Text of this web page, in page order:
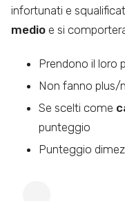
infortunati e
medio e si
Prendono il loro
Non fanno plus/
Se scelti come
punteggio
Punteggio